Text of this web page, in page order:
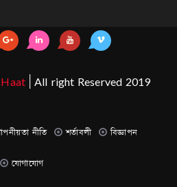
| All right Reserved 2019
নীতি শর্তাবলী বিজ্ঞাপন
যোগাযোগ